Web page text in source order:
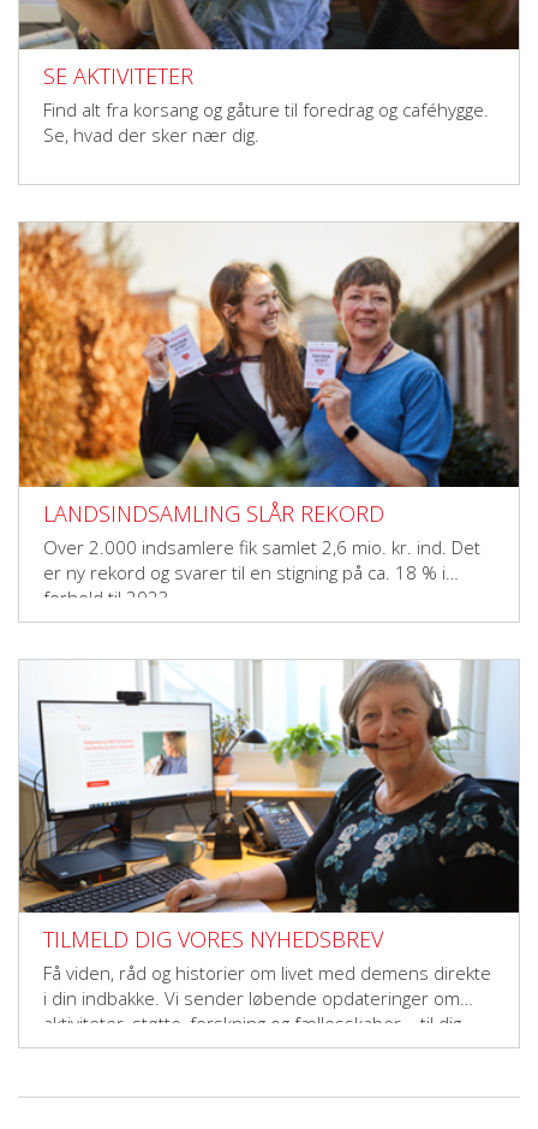
SE AKTIVITETER
Find alt fra korsang og gåture til foredrag og caféhygge.
Se, hvad der sker nær dig.
LANDSINDSAMLING SLÅR REKORD
Over 2.000 indsamlere fik samlet 2,6 mio. kr. ind. Det
er ny rekord og svarer til en stigning på ca. 18 % i
forhold til 2023.
TILMELD DIG VORES NYHEDSBREV
Få viden, råd og historier om livet med demens direkte
i din indbakke. Vi sender løbende opdateringer om
aktiviteter, støtte, forskning og fællesskaber – til dig,
der vil gøre en forskel.